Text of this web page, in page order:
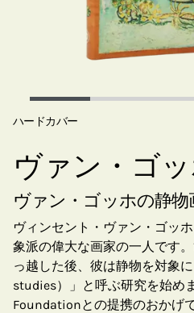
ハードカバー
ヴァン・ゴ
ヴァン・ゴッホの静物
ヴィンセント・ヴァン・ゴッ
象派の偉大な画家の一人です
っ越した後、彼は静物を対象
studies）」と呼ぶ研究を始め
Foundationとの提携のおかげ